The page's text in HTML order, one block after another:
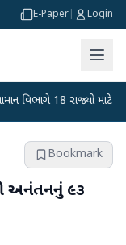
E-Paper Login
18 રાજ્યો માટે ભારે
Bookmark
અનંતનનું ૯૩